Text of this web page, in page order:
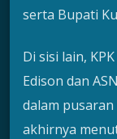
serta Bupati
Di sisi lain,
Edison dan
dalam
akhirnya